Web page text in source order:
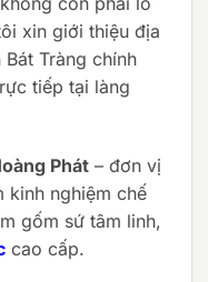
xin giới thiệu địa
Tràng chính
tiếp tại làng
Phát – đơn vị
kinh nghiệm chế
gốm sứ tâm linh,
cao cấp.